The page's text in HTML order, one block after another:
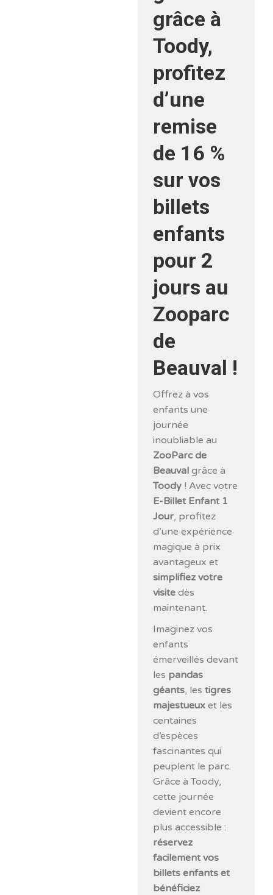
grâce à
Toody,
profitez
d’une
remise
de 16 %
sur vos
billets
enfants
pour 2
jours au
Zooparc
de
Beauval !
Offrez à vos
enfants une
journée
inoubliable au
ZooParc de
Beauval grâce à
Toody ! Avec votre
E-Billet Enfant 1
Jour, profitez
d’une expérience
magique à prix
avantageux et
simplifiez votre
visite dès
maintenant.
Imaginez vos
enfants
émerveillés devant
les pandas
géants, lestigres
majestueux et les
centaines
d’espèces
fascinantes qui
peuplent le parc.
Grâce à Toody,
cette journée
devient encore
plus accessible :
réservez
facilement vos
billets enfants et
bénéficiez